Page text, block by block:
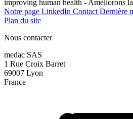
improving human health - Améliorons
Notre page LinkedIn Contact Dernière
Plan du site
Nous contacter
medac SAS
1 Rue Croix Barret
69007 Lyon
France